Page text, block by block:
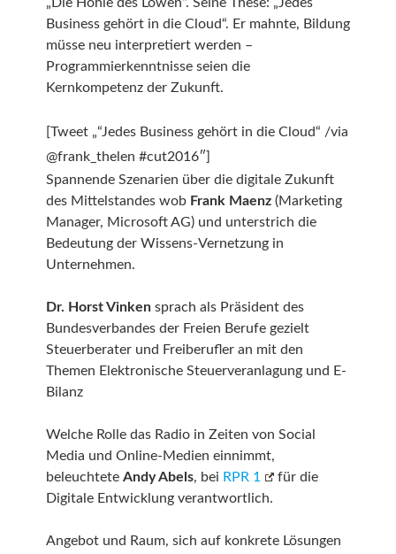
„Die Höhle des Löwen“. Seine These: „Jedes
Business gehört in die Cloud“. Er mahnte, Bildung
müsse neu interpretiert werden –
Programmierkenntnisse seien die
Kernkompetenz der Zukunft.
[Tweet „“Jedes Business gehört in die Cloud“ /via
@frank_thelen #cut2016″]
Spannende Szenarien über die digitale Zukunft
des Mittelstandes wob Frank Maenz(Marketing
Manager, Microsoft AG) und unterstrich die
Bedeutung der Wissens-Vernetzung in
Unternehmen.
Dr. Horst Vinkensprach als Präsident des
Bundesverbandes der Freien Berufe gezielt
Steuerberater und Freiberufler an mit den
Themen Elektronische Steuerveranlagung und E-
Bilanz
Welche Rolle das Radio in Zeiten von Social
Media und Online-Medien einnimmt,
beleuchtete Andy Abels, bei RPR 1
für die
Digitale Entwicklung verantwortlich.
Angebot und Raum, sich auf konkrete Lösungen